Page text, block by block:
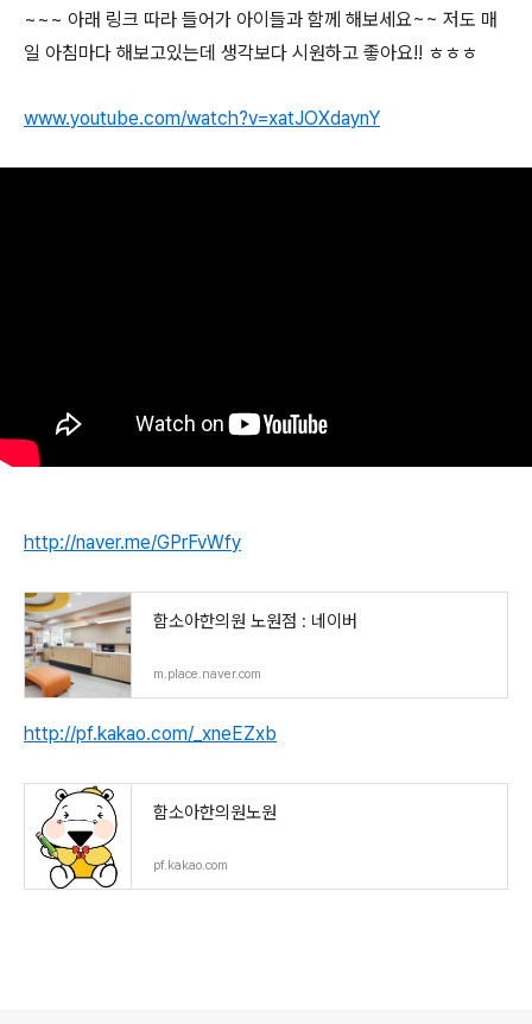
~~~ 아래 링크 따라 들어가 아이들과 함께 해보세요~~ 저도 매
일 아침마다 해보고있는데 생각보다 시원하고 좋아요!! ㅎㅎㅎ
www.youtube.com/watch?v=xatJOXdaynY
http://naver.me/GPrFvWfy
함소아한의원 노원점 : 네이버
m.place.naver.com
http://pf.kakao.com/_xneEZxb
함소아한의원노원
pf.kakao.com